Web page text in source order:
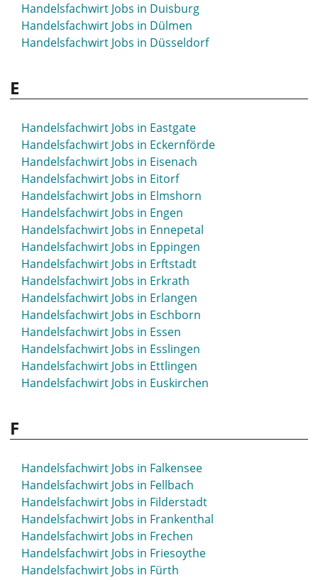
Handelsfachwirt Jobs in Duisburg
Handelsfachwirt Jobs in Dülmen
Handelsfachwirt Jobs in Düsseldorf
E
Handelsfachwirt Jobs in Eastgate
Handelsfachwirt Jobs in Eckernförde
Handelsfachwirt Jobs in Eisenach
Handelsfachwirt Jobs in Eitorf
Handelsfachwirt Jobs in Elmshorn
Handelsfachwirt Jobs in Engen
Handelsfachwirt Jobs in Ennepetal
Handelsfachwirt Jobs in Eppingen
Handelsfachwirt Jobs in Erftstadt
Handelsfachwirt Jobs in Erkrath
Handelsfachwirt Jobs in Erlangen
Handelsfachwirt Jobs in Eschborn
Handelsfachwirt Jobs in Essen
Handelsfachwirt Jobs in Esslingen
Handelsfachwirt Jobs in Ettlingen
Handelsfachwirt Jobs in Euskirchen
F
Handelsfachwirt Jobs in Falkensee
Handelsfachwirt Jobs in Fellbach
Handelsfachwirt Jobs in Filderstadt
Handelsfachwirt Jobs in Frankenthal
Handelsfachwirt Jobs in Frechen
Handelsfachwirt Jobs in Friesoythe
Handelsfachwirt Jobs in Fürth